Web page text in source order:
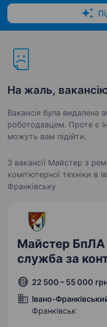
На жаль,
Вакансія була видалена
роботодавцем. Проте є
можуть вам підійти.
3 вакансії Майстер з
комп'ютерної техніки в
Франківську
Майстер БпЛА
служба за
22 500 – 55 000
Івано-
Франківськ